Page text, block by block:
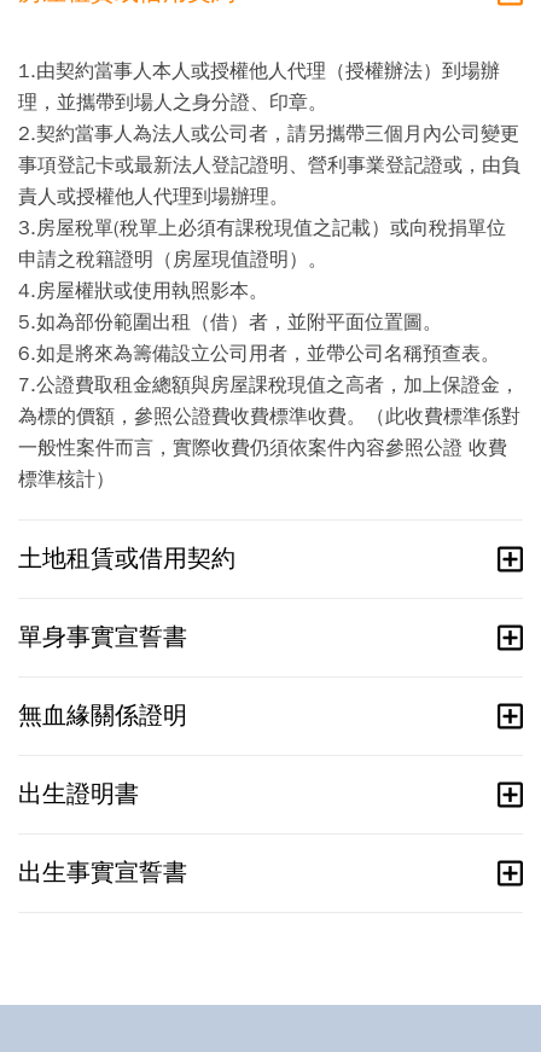
1.由契約當事人本人或授權他人代理（授權辦法）到場辦
理，並攜帶到場人之身分證、印章。
2.契約當事人為法人或公司者，請另攜帶三個月內公司變更
事項登記卡或最新法人登記證明、營利事業登記證或，由負
責人或授權他人代理到場辦理。
3.房屋稅單(稅單上必須有課稅現值之記載）或向稅捐單位
申請之稅籍證明（房屋現值證明）。
4.房屋權狀或使用執照影本。
5.如為部份範圍出租（借）者，並附平面位置圖。
6.如是將來為籌備設立公司用者，並帶公司名稱預查表。
7.公證費取租金總額與房屋課稅現值之高者，加上保證金，
為標的價額，參照公證費收費標準收費。（此收費標準係對
一般性案件而言，實際收費仍須依案件內容參照公證 收費
標準核計）
土地租賃或借用契約
單身事實宣誓書
無血緣關係證明
出生證明書
出生事實宣誓書